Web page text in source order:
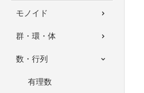
モノイド
群・環・体
数・行列
有理数